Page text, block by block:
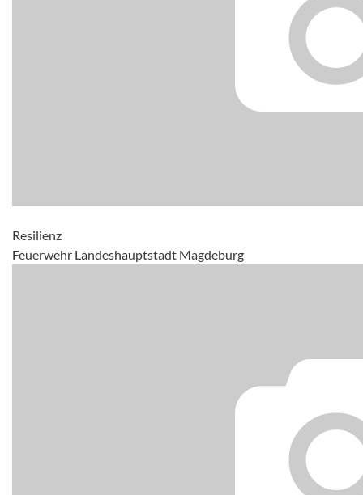
Resilienz
Feuerwehr Landeshauptstadt Magdeburg